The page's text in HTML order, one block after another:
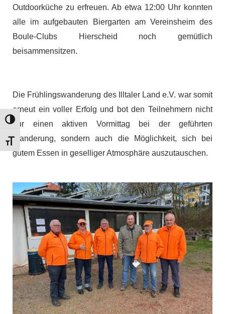
Umschalten auf hohe Kontraste
Schrift vergrößern
Outdoorküche zu erfreuen. Ab etwa 12:00 Uhr konnten
alle im aufgebauten Biergarten am Vereinsheim des
Boule-Clubs Hierscheid noch gemütlich
beisammensitzen.
Die Frühlingswanderung des Illtaler Land e.V. war somit
erneut ein voller Erfolg und bot den Teilnehmern nicht
nur einen aktiven Vormittag bei der geführten
Wanderung, sondern auch die Möglichkeit, sich bei
gutem Essen in geselliger Atmosphäre auszutauschen.